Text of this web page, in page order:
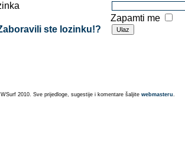
Zapamti me
ste lozinku!?
2010. Sve prijedloge, sugestije i komentare šaljite webmasteru